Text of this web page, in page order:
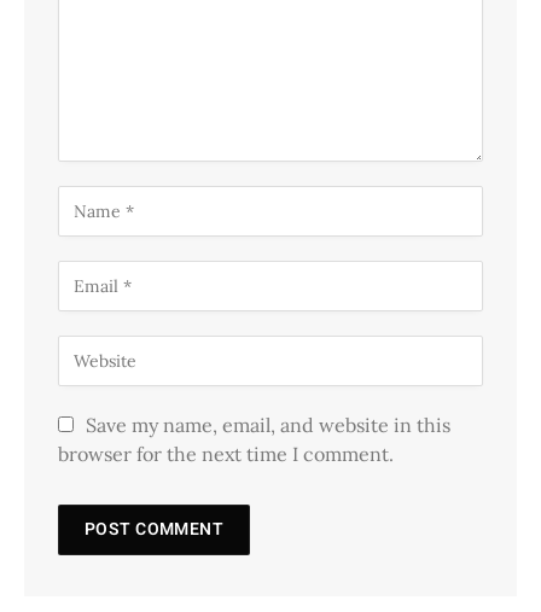
Save my name, email, and website in this
browser for the next time I comment.